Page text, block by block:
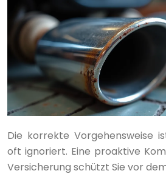
Die korrekte Vorgehensweise
oft ignoriert. Eine proaktive
Versicherung schützt Sie vor